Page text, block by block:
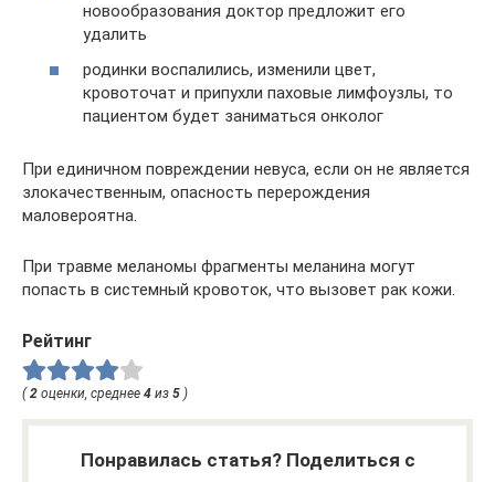
новообразования доктор предложит его
удалить
родинки воспалились, изменили цвет,
кровоточат и припухли паховые лимфоузлы, то
пациентом будет заниматься онколог
При единичном повреждении невуса, если он не является
злокачественным, опасность перерождения
маловероятна.
При травме меланомы фрагменты меланина могут
попасть в системный кровоток, что вызовет рак кожи.
Рейтинг
(2 оценки, среднее 4 из 5 )
Понравилась статья? Поделиться с